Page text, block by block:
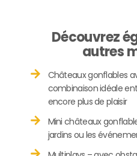
Découvrez
autres
Châteaux gonflables
combinaison idéale
encore plus de plaisir
Mini châteaux
jardins ou les